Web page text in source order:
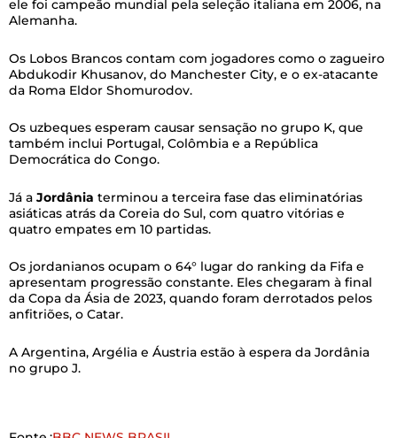
ele foi campeão mundial pela seleção italiana em 2006, na
Alemanha.
Os Lobos Brancos contam com jogadores como o zagueiro
Abdukodir Khusanov, do Manchester City, e o ex-atacante
da Roma Eldor Shomurodov.
Os uzbeques esperam causar sensação no grupo K, que
também inclui Portugal, Colômbia e a República
Democrática do Congo.
Já a Jordânia terminou a terceira fase das eliminatórias
asiáticas atrás da Coreia do Sul, com quatro vitórias e
quatro empates em 10 partidas.
Os jordanianos ocupam o 64° lugar do ranking da Fifa e
apresentam progressão constante. Eles chegaram à final
da Copa da Ásia de 2023, quando foram derrotados pelos
anfitriões, o Catar.
A Argentina, Argélia e Áustria estão à espera da Jordânia
no grupo J.